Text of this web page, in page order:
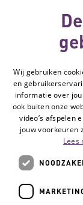
Wij gebruiken
en
informatie over
ook buiten onze
video’s afspelen
jouw voorkeuren
Lees